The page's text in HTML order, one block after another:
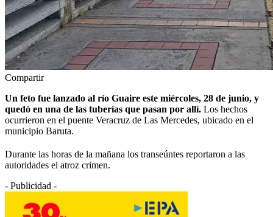
Compartir
Un feto fue lanzado al río Guaire este miércoles, 28 de junio, y
quedó en una de las tuberías que pasan por allí. Los hechos
ocurrieron en el puente Veracruz de Las Mercedes, ubicado en el
municipio Baruta.
Durante las horas de la mañana los transeúntes reportaron a las
autoridades el atroz crimen.
- Publicidad -